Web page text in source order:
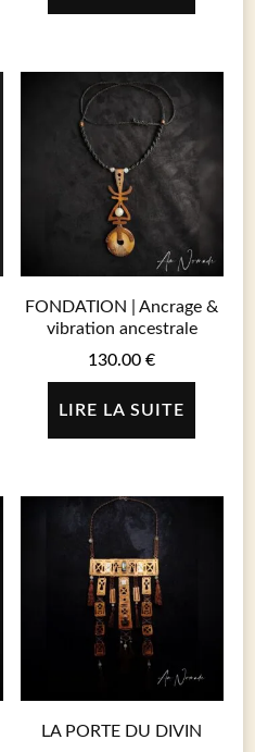
FONDATION | Ancrage &
vibration ancestrale
130.00€
LIRE LA SUITE
LA PORTE DU DIVIN